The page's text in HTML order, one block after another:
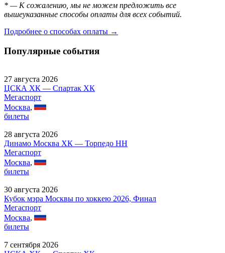
* — К сожалению, мы не можем предложить все
вышеуказанные способы оплаты для всех событий.
Подробнее о способах оплаты →
Популярные события
27 августа 2026
ЦСКА ХК — Спартак ХК
Мегаспорт
Москва,
билеты
28 августа 2026
Динамо Москва ХК — Торпедо НН
Мегаспорт
Москва,
билеты
30 августа 2026
Кубок мэра Москвы по хоккею 2026, Финал
Мегаспорт
Москва,
билеты
7 сентября 2026